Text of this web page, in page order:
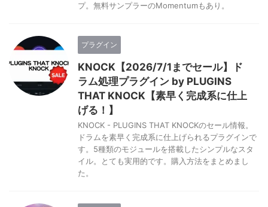
プ。無料サンプラーのMomentumもあり。
プラグイン
KNOCK【2026/7/1までセール】ド
ラム処理プラグイン by PLUGINS
THAT KNOCK【素早く完成系に仕上
げる！】
KNOCK - PLUGINS THAT KNOCKのセール情報。
ドラムを素早く完成系に仕上げられるプラグインで
す。5種類のモジュールを搭載したシンプルなスタ
イル。とても実用的です。購入方法をまとめまし
た。